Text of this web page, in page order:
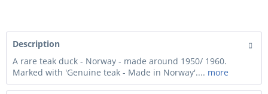
Description
A rare teak duck - Norway - made around 1950/ 1960.
Marked with 'Genuine teak - Made in Norway'.... more